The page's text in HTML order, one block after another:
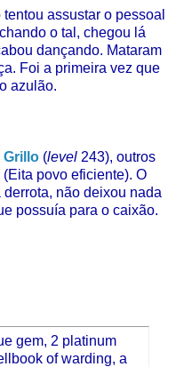
assustar o pessoal
o tal, chegou lá
dançando. Mataram
Foi a primeira vez que
azulão.
Grillo(level 243), outros
povo eficiente). O
não deixou nada
possuía para o caixão.
gem, 2 platinum
of warding, a